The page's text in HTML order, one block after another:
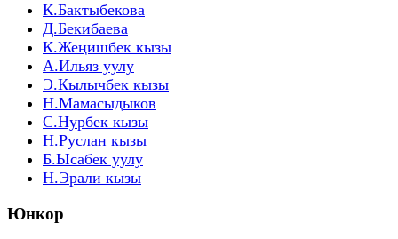
К.Бактыбекова
Д.Бекибаева
К.Жеңишбек кызы
А.Ильяз уулу
Э.Кылычбек кызы
Н.Мамасыдыков
С.Нурбек кызы
Н.Руслан кызы
Б.Ысабек уулу
Н.Эрали кызы
Юнкор